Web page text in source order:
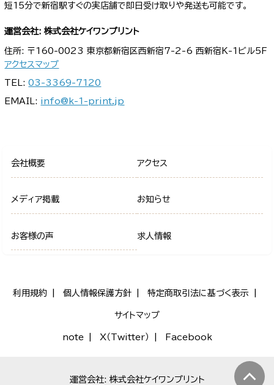
短15分で新宿駅すぐの実店舗で即日受け取りや発送も可能です。
運営会社: 株式会社ケイワンプリント
住所: 〒160-0023 東京都新宿区西新宿7-2-6 西新宿K-1ビル5F
アクセスマップ
TEL:03-3369-7120
EMAIL: info@k-1-print.jp
会社概要 アクセス
メディア掲載 お知らせ
お客様の声 求人情報
利用規約 個人情報保護方針 特定商取引法に基づく表示
サイトマップ
note X（Twitter） Facebook
運営会社: 株式会社ケイワンプリント